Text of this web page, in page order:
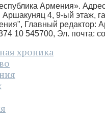
Армения».
4, 9-ый этаж,
Главный редактор:
10 545700, Эл. почта:
хроника